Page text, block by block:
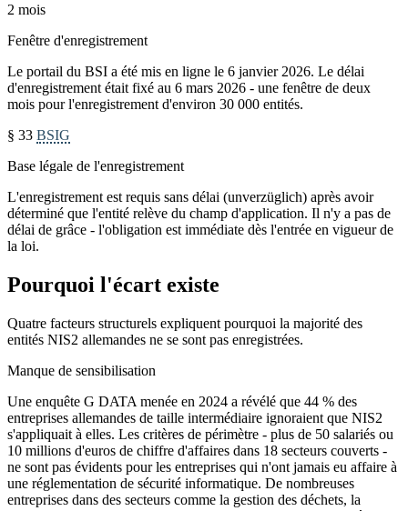
2 mois
Fenêtre d'enregistrement
Le portail du BSI a été mis en ligne le 6 janvier 2026. Le délai
d'enregistrement était fixé au 6 mars 2026 - une fenêtre de deux
mois pour l'enregistrement d'environ 30 000 entités.
§ 33 BSIG
Base légale de l'enregistrement
L'enregistrement est requis sans délai (unverzüglich) après avoir
déterminé que l'entité relève du champ d'application. Il n'y a pas de
délai de grâce - l'obligation est immédiate dès l'entrée en vigueur de
la loi.
Pourquoi l'écart existe
Quatre facteurs structurels expliquent pourquoi la majorité des
entités NIS2 allemandes ne se sont pas enregistrées.
Manque de sensibilisation
Une enquête G DATA menée en 2024 a révélé que 44 % des
entreprises allemandes de taille intermédiaire ignoraient que NIS2
s'appliquait à elles. Les critères de périmètre - plus de 50 salariés ou
10 millions d'euros de chiffre d'affaires dans 18 secteurs couverts -
ne sont pas évidents pour les entreprises qui n'ont jamais eu affaire à
une réglementation de sécurité informatique. De nombreuses
entreprises dans des secteurs comme la gestion des déchets, la